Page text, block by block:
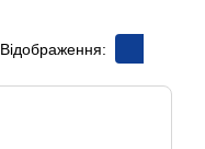
Відображення: